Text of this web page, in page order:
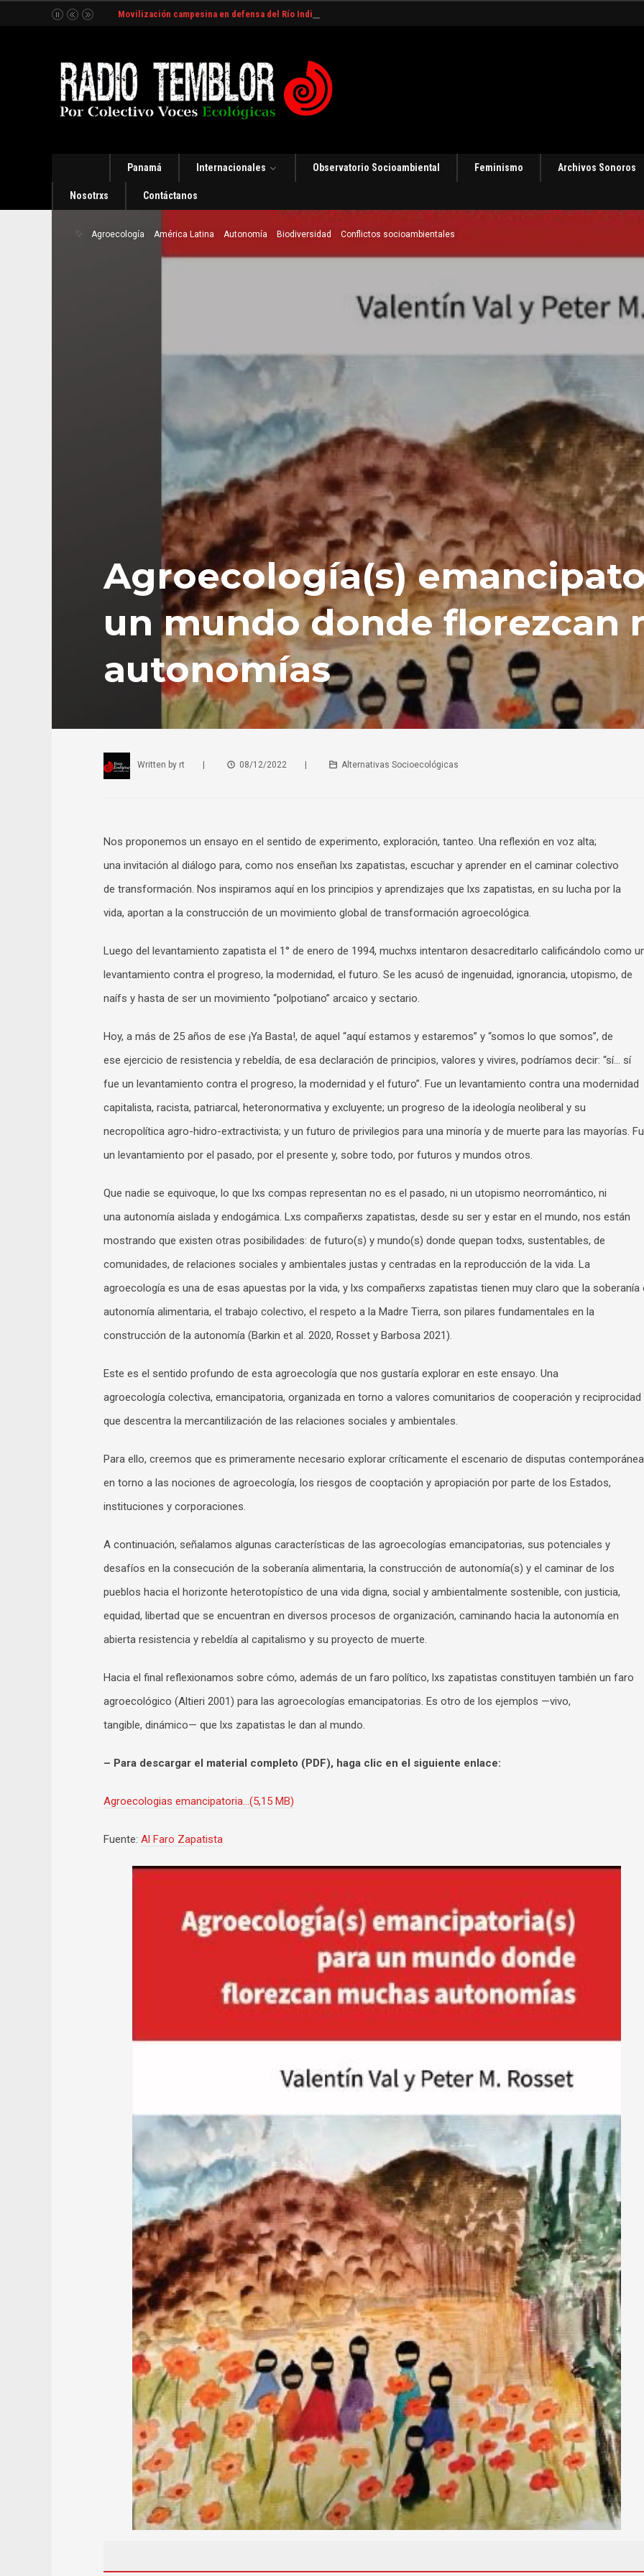
Movilización campesina en defensa del Río Indio en Panamá [Audio]
Panamá Internacionales Observatorio Socioambiental Feminismo Archivos Sonoros
Nosotrxs Contáctanos
Agroecología América Latina Autonomía Biodiversidad Conflictos socioambientales
Agroecología(s)
un mundo donde florezcan
autonomías
Written by rt 08/12/2022 Alternativas Socioecológicas
Nos proponemos un ensayo en el sentido de experimento, exploración, tanteo. Una reflexión en voz alta;
una invitación al diálogo para, como nos enseñan lxs zapatistas, escuchar y aprender en el caminar colectivo
de transformación. Nos inspiramos aquí en los principios y aprendizajes que lxs zapatistas, en su lucha por la
vida, aportan a la construcción de un movimiento global de transformación agroecológica.
Luego del levantamiento zapatista el 1° de enero de 1994, muchxs intentaron desacreditarlo calificándolo como
levantamiento contra el progreso, la modernidad, el futuro. Se les acusó de ingenuidad, ignorancia, utopismo, de
naífs y hasta de ser un movimiento “polpotiano” arcaico y sectario.
Hoy, a más de 25 años de ese ¡Ya Basta!, de aquel “aquí estamos y estaremos” y “somos lo que somos”, de
ese ejercicio de resistencia y rebeldía, de esa declaración de principios, valores y vivires, podríamos decir: “sí… sí
fue un levantamiento contra el progreso, la modernidad y el futuro”. Fue un levantamiento contra una modernidad
capitalista, racista, patriarcal, heteronormativa y excluyente; un progreso de la ideología neoliberal y su
necropolítica agro-hidro-extractivista; y un futuro de privilegios para una minoría y de muerte para las mayorías.
un levantamiento por el pasado, por el presente y, sobre todo, por futuros y mundos otros.
Que nadie se equivoque, lo que lxs compas representan no es el pasado, ni un utopismo neorromántico, ni
una autonomía aislada y endogámica. Lxs compañerxs zapatistas, desde su ser y estar en el mundo, nos están
mostrando que existen otras posibilidades: de futuro(s) y mundo(s) donde quepan todxs, sustentables, de
comunidades, de relaciones sociales y ambientales justas y centradas en la reproducción de la vida. La
agroecología es una de esas apuestas por la vida, y lxs compañerxs zapatistas tienen muy claro que la soberanía
autonomía alimentaria, el trabajo colectivo, el respeto a la Madre Tierra, son pilares fundamentales en la
construcción de la autonomía (Barkin et al. 2020, Rosset y Barbosa 2021).
Este es el sentido profundo de esta agroecología que nos gustaría explorar en este ensayo. Una
agroecología colectiva, emancipatoria, organizada en torno a valores comunitarios de cooperación y reciprocidad
que descentra la mercantilización de las relaciones sociales y ambientales.
Para ello, creemos que es primeramente necesario explorar críticamente el escenario de disputas
en torno a las nociones de agroecología, los riesgos de cooptación y apropiación por parte de los Estados,
instituciones y corporaciones.
A continuación, señalamos algunas características de las agroecologías emancipatorias, sus potenciales y
desafíos en la consecución de la soberanía alimentaria, la construcción de autonomía(s) y el caminar de los
pueblos hacia el horizonte heterotopístico de una vida digna, social y ambientalmente sostenible, con justicia,
equidad, libertad que se encuentran en diversos procesos de organización, caminando hacia la autonomía en
abierta resistencia y rebeldía al capitalismo y su proyecto de muerte.
Hacia el final reflexionamos sobre cómo, además de un faro político, lxs zapatistas constituyen también un faro
agroecológico (Altieri 2001) para las agroecologías emancipatorias. Es otro de los ejemplos —vivo,
tangible, dinámico— que lxs zapatistas le dan al mundo.
– Para descargar el material completo (PDF), haga clic en el siguiente enlace:
Agroecologias emancipatoria…(5,15 MB)
Fuente: Al Faro Zapatista